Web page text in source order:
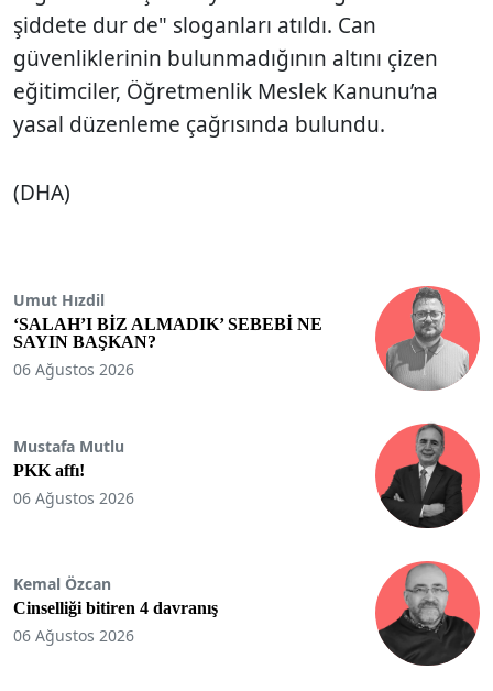
şiddete dur de" sloganları atıldı. Can
güvenliklerinin bulunmadığının altını çizen
eğitimciler, Öğretmenlik Meslek Kanunu’na
yasal düzenleme çağrısında bulundu.
(DHA)
Umut Hızdil
‘SALAH’I BİZ ALMADIK’ SEBEBİ NE
SAYIN BAŞKAN?
06 Ağustos 2026
Mustafa Mutlu
PKK affı!
06 Ağustos 2026
Kemal Özcan
Cinselliği bitiren 4 davranış
06 Ağustos 2026